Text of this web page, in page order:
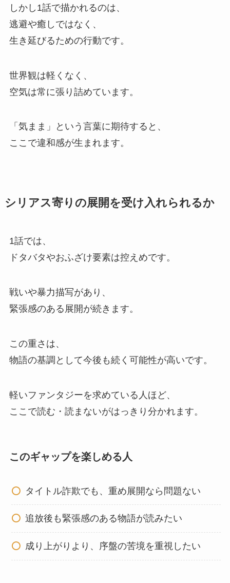
しかし1話で描かれるのは、
逃避や癒しではなく、
生き延びるための行動です。
世界観は軽くなく、
空気は常に張り詰めています。
「気まま」という言葉に期待すると、
ここで違和感が生まれます。
シリアス寄りの展開を受け入れられるか
1話では、
ドタバタやおふざけ要素は控えめです。
戦いや暴力描写があり、
緊張感のある展開が続きます。
この重さは、
物語の基調として今後も続く可能性が高いです。
軽いファンタジーを求めている人ほど、
ここで読む・読まないがはっきり分かれます。
このギャップを楽しめる人
タイトル詐欺でも、重め展開なら問題ない
追放後も緊張感のある物語が読みたい
成り上がりより、序盤の苦境を重視したい